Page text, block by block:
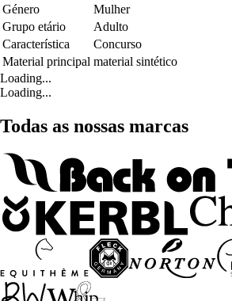
Género
Mulher
Grupo etário
Adulto
Característica
Concurso
Material principal material sintético
Loading...
Loading...
Todas as nossas marcas